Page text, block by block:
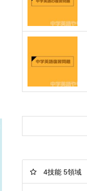
4技能 5領域